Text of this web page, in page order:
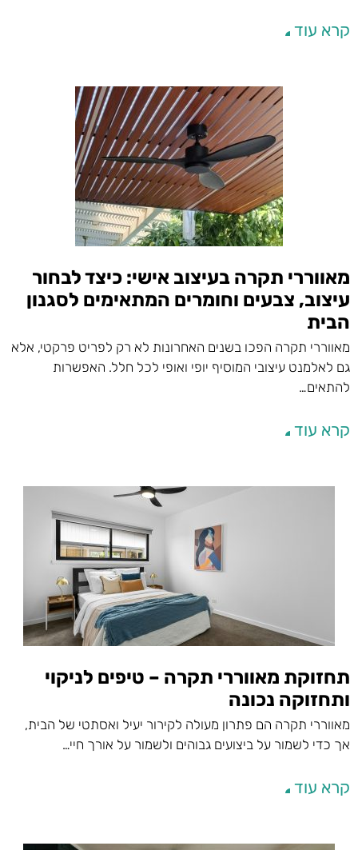
קרא עוד
מאווררי תקרה בעיצוב אישי: כיצד לבחור
עיצוב, צבעים וחומרים המתאימים לסגנון
הבית
מאווררי תקרה הפכו בשנים האחרונות לא רק לפריט פרקטי, אלא
גם לאלמנט עיצובי המוסיף יופי ואופי לכל חלל. האפשרות
להתאים…
קרא עוד
תחזוקת מאווררי תקרה – טיפים לניקוי
ותחזוקה נכונה
מאווררי תקרה הם פתרון מעולה לקירור יעיל ואסתטי של הבית,
אך כדי לשמור על ביצועים גבוהים ולשמור על אורך חיי…
קרא עוד